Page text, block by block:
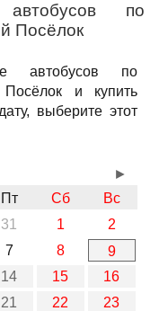
автобусов по
Посёлок
автобусов по
и купить
выберите этот
Пт Сб
Вс
31 1
2
7 8
9
14 15
16
21 22
23
►